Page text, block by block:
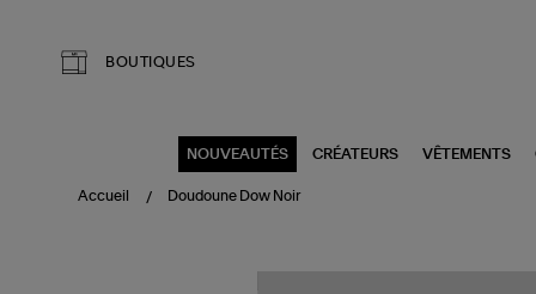
BOUTIQUES
NOUVEAUTÉS CRÉATEURS VÊTEMENTS
Accueil Doudoune Dow Noir